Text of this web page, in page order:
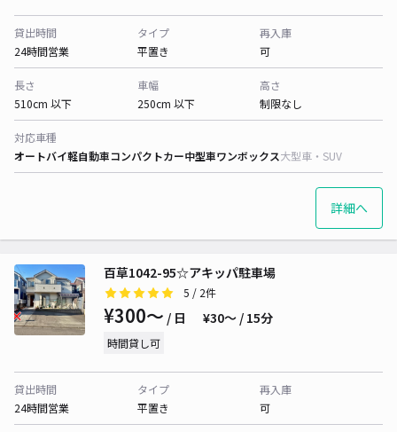
貸出時間
24時間営業
タイプ
平置き
再入庫
可
長さ
510cm 以下
車幅
250cm 以下
高さ
制限なし
対応車種
オートバイ軽自動車コンパクトカー中型車ワンボックス大型車・SUV
詳細へ
百草1042-95☆アキッパ駐車場
5 / 2件
¥300〜 / 日 ¥30〜 / 15分
時間貸し可
貸出時間
24時間営業
タイプ
平置き
再入庫
可